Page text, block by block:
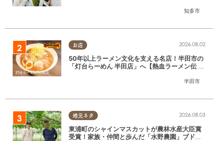
知多市
お店
半田市
2026.08.02
50年以上ラーメン文化を支える名店！半田市の
「灯台らーめん 半田店」へ【熱血ラーメン伝 8
地元ネタ 2026.08.03
東浦町のシャインマスカットが農林水産大臣賞
受賞！家族・仲間と歩んだ「水野農園」ブドウ